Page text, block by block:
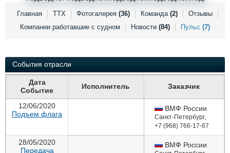
Выставки и семинары
Личности
Словарь
Галерея флота
Форум
Отзывы
Главная ТТХ Фотогалерея (36) Команда (2)
Отзывы
Компании работавшие с судном
Новости (84) Пульс (7)
События отрасли
Дата
Событие
Исполнитель Заказчик
12/06/2020
Подъем флага
ВМФ России
Санкт-Петербург,
+7 (968) 766-17-67
28/05/2020
Передача
ВМФ России